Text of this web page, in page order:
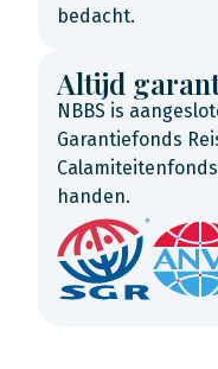
bedacht.
Altijd
NBBS is
Garantiefonds
handen.